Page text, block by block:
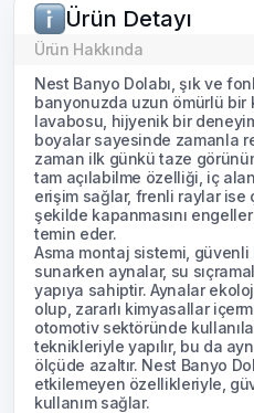
Ürün Detayı
Ürün Hakkında
Nest Banyo Dolabı, şık ve
banyonuzda uzun ömürlü bir
lavabosu, hijyenik bir
boyalar sayesinde zamanla
zaman ilk günkü taze
tam açılabilme özelliği, iç
erişim sağlar, frenli raylar ise
şekilde kapanmasını
temin eder.
Asma montaj sistemi, güvenli
sunarken aynalar, su
yapıya sahiptir. Aynalar
olup, zararlı kimyasallar
otomotiv sektöründe
teknikleriyle yapılır, bu da
ölçüde azaltır. Nest Banyo
etkilemeyen özellikleriyle,
kullanım sağlar.